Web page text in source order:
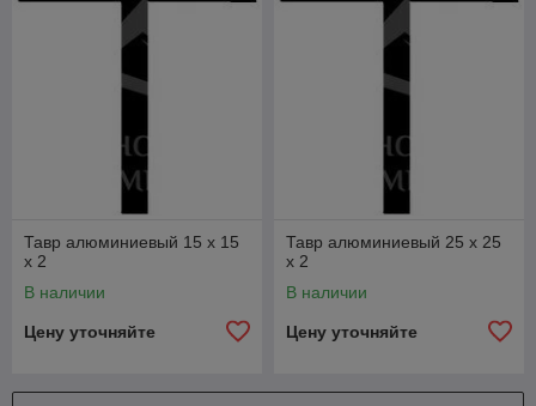
Тавр алюминиевый 15 х 15
x 2
В наличии
Цену уточняйте
Тавр алюминиевый 25 х 25
x 2
В наличии
Цену уточняйте